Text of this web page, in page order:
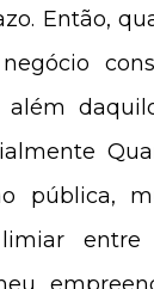
Então,
além
pública,